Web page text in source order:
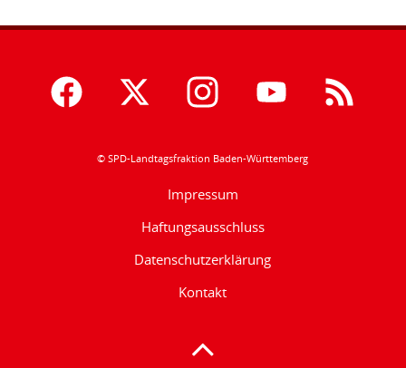
© SPD-Landtagsfraktion Baden-Württemberg
Impressum
Haftungsausschluss
Datenschutzerklärung
Kontakt